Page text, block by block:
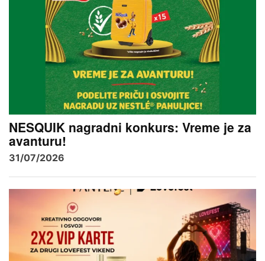
NESQUIK nagradni konkurs: Vreme je za
avanturu!
31/07/2026